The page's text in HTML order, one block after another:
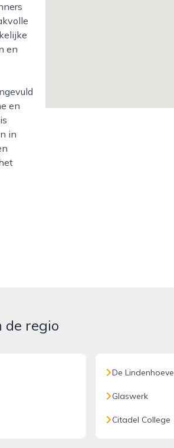
en
en
in
de regio
De Lindenhoeve
Glaswerk
Citadel College